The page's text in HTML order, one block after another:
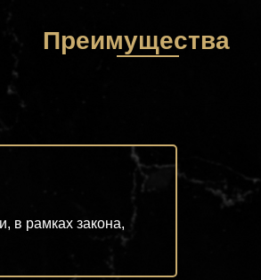
Преимущества
в рамках закона,